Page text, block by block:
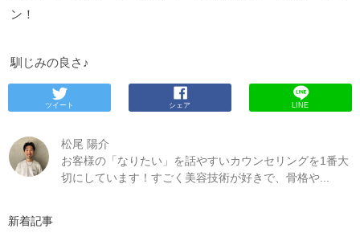
ン！
馴じみの良さ♪
ツイート シェア LINE
松尾 陽介
お客様の「なりたい」を話やすいカウンセリングを1番大
切にしています！すごく美容技術が好きで、骨格や...
新着記事